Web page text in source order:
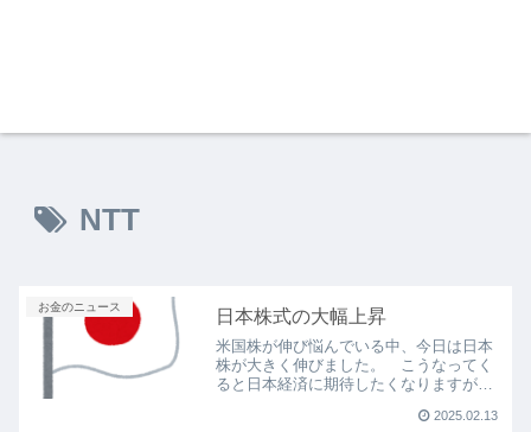
NTT
お金のニュース 日本株式の大幅上昇
米国株が伸び悩んでいる中、今日は日本
株が大きく伸びました。 こうなってく
ると日本経済に期待したくなりますが、
やトヨタなどが伸びると、日本経済の今
2025.02.13